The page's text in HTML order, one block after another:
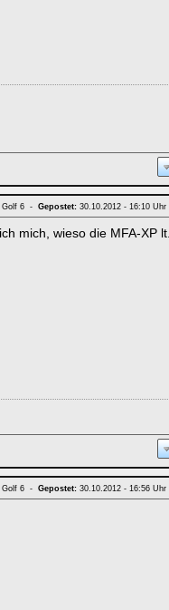
Golf 6 - Gepostet: 30.10.2012 - 16:10
mich, wieso die MFA-XP lt.
Golf 6 - Gepostet: 30.10.2012 - 16:56